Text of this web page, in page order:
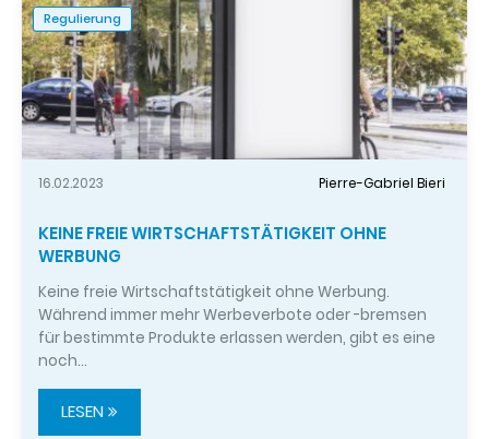
Regulierung
16.02.2023 Pierre-Gabriel Bieri
KEINE FREIE WIRTSCHAFTSTÄTIGKEIT OHNE
WERBUNG
Keine freie Wirtschaftstätigkeit ohne Werbung.
Während immer mehr Werbeverbote oder -bremsen
für bestimmte Produkte erlassen werden, gibt es eine
noch…
LESEN